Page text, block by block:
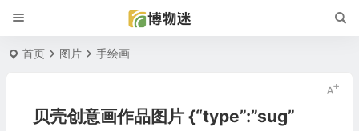
首页 图片 手绘画
贝壳创意画作品图片 {“type”:”sug”